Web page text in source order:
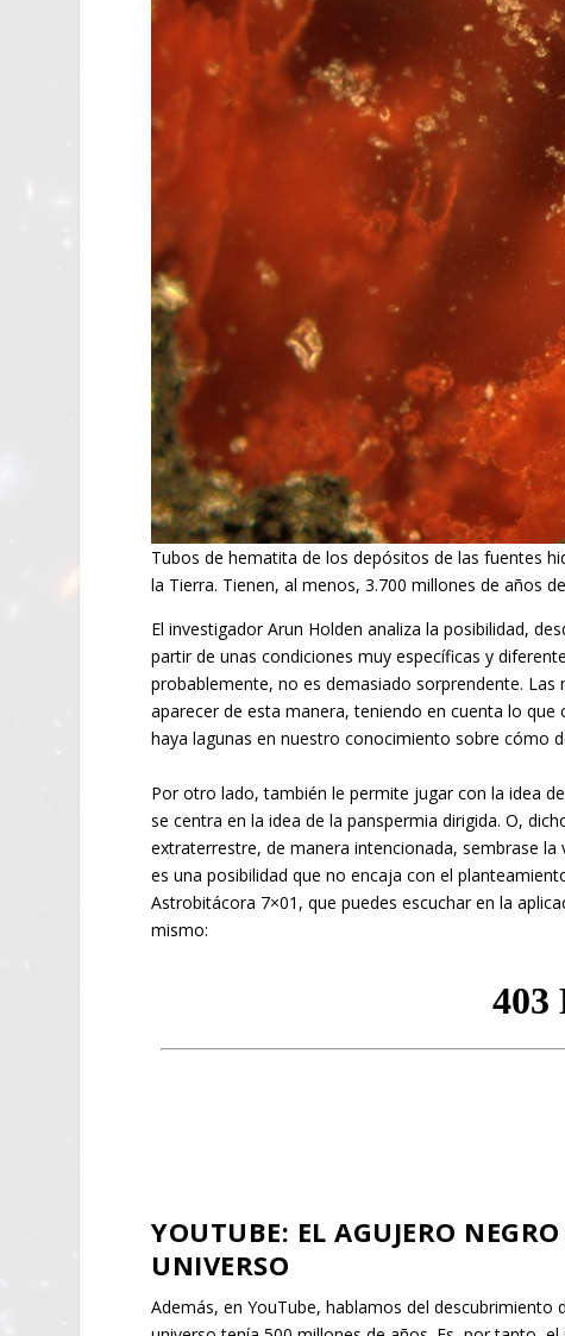
Tubos de hematita de los depósitos de las fuentes
la Tierra. Tienen, al menos, 3.700 millones de años
El investigador Arun Holden analiza la posibilidad,
partir de unas condiciones muy específicas y
probablemente, no es demasiado sorprendente.
aparecer de esta manera, teniendo en cuenta lo
haya lagunas en nuestro conocimiento sobre cómo
Por otro lado, también le permite jugar con la idea
se centra en la idea de la panspermia dirigida. O,
extraterrestre, de manera intencionada, sembrase
es una posibilidad que no encaja con el
Astrobitácora 7×01, que puedes escuchar en la
mismo:
YOUTUBE: EL AGUJERO
UNIVERSO
Además, en YouTube, hablamos del